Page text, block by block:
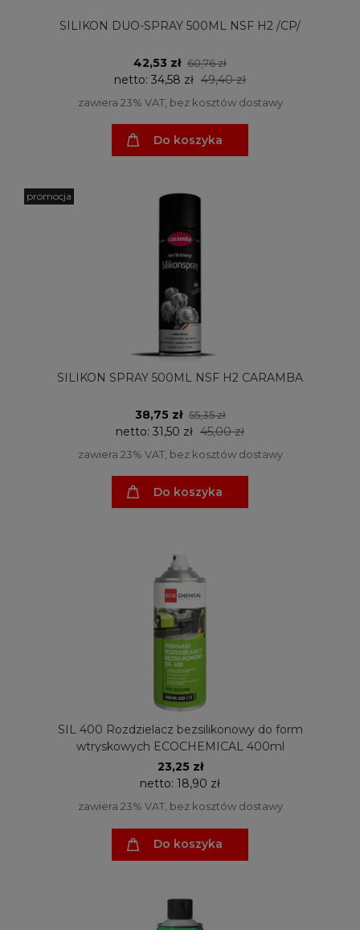
SILIKON DUO-SPRAY 500ML NSF H2 /CP/
42,53 zł 60,76 zł
netto: 34,58 zł 49,40 zł
zawiera 23% VAT, bez kosztów dostawy
Do koszyka
SILIKON SPRAY 500ML NSF H2 CARAMBA
38,75 zł 55,35 zł
netto: 31,50 zł 45,00 zł
zawiera 23% VAT, bez kosztów dostawy
Do koszyka
promocja
SIL 400 Rozdzielacz bezsilikonowy do form
wtryskowych ECOCHEMICAL 400ml
23,25 zł
netto: 18,90 zł
zawiera 23% VAT, bez kosztów dostawy
Do koszyka